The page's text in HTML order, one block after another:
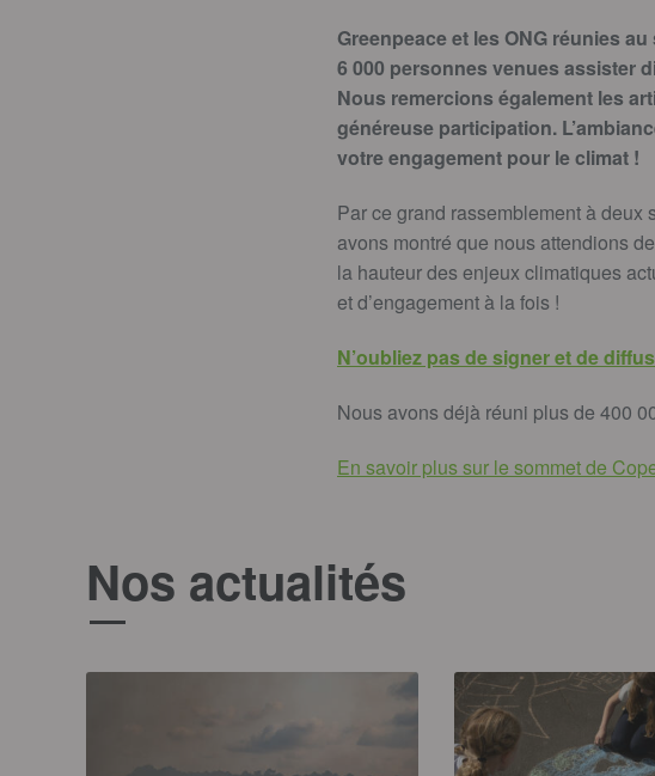
Greenpeace et les ONG réunies
6 000 personnes venues assister
Nous remercions également les
généreuse participation.
votre engagement pour le climat !
Par ce grand rassemblement à deux
avons montré que nous attendions
la hauteur des enjeux climatiques
et d’engagement à la fois !
N’oubliez pas de signer et de
Nous avons déjà réuni plus de 400
En savoir plus sur le sommet de
Nos actualités